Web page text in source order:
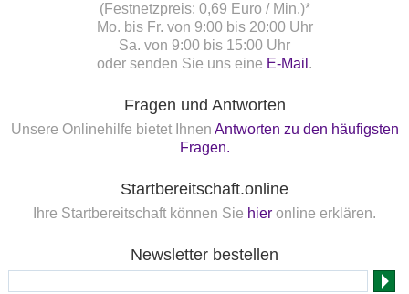
(Festnetzpreis: 0,69 Euro / Min.)*
Mo. bis Fr. von 9:00 bis 20:00 Uhr
Sa. von 9:00 bis 15:00 Uhr
oder senden Sie uns eine E-Mail .
Fragen und Antworten
Unsere Onlinehilfe bietet Ihnen Antworten zu den häufigsten
Fragen.
Startbereitschaft.online
Ihre Startbereitschaft können Sie hier online erklären.
Newsletter bestellen